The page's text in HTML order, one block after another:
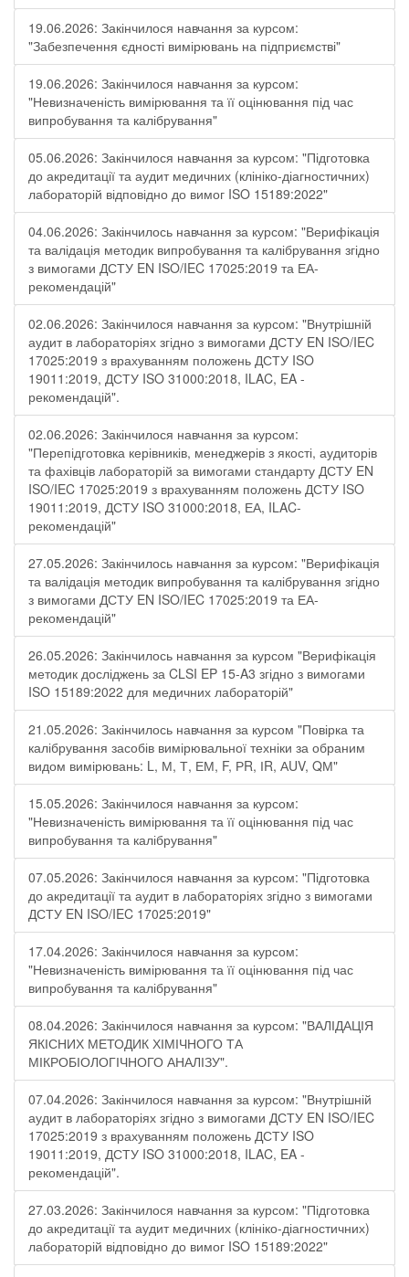
19.06.2026: Закінчилося навчання за курсом:
"Забезпечення єдності вимірювань на підприємстві"
19.06.2026: Закінчилося навчання за курсом:
"Невизначеність вимірювання та її оцінювання під час
випробування та калібрування"
05.06.2026: Закінчилося навчання за курсом: "Підготовка
до акредитації та аудит медичних (клініко-діагностичних)
лабораторій відповідно до вимог ISO 15189:2022"
04.06.2026: Закінчилось навчання за курсом: "Верифікація
та валідація методик випробування та калібрування згідно
з вимогами ДСТУ EN ISO/IEC 17025:2019 та ЕА-
рекомендацій"
02.06.2026: Закінчилося навчання за курсом: "Внутрішній
аудит в лабораторіях згідно з вимогами ДСТУ EN ISO/IEC
17025:2019 з врахуванням положень ДСТУ ISO
19011:2019, ДСТУ ISO 31000:2018, ILAC, EA -
рекомендацій".
02.06.2026: Закінчилося навчання за курсом:
"Перепідготовка керівників, менеджерів з якості, аудиторів
та фахівців лабораторій за вимогами стандарту ДСТУ EN
ISO/IEC 17025:2019 з врахуванням положень ДСТУ ISO
19011:2019, ДСТУ ISO 31000:2018, ЕА, ILAC-
рекомендацій"
27.05.2026: Закінчилось навчання за курсом: "Верифікація
та валідація методик випробування та калібрування згідно
з вимогами ДСТУ EN ISO/IEC 17025:2019 та ЕА-
рекомендацій"
26.05.2026: Закінчилось навчання за курсом "Верифікація
методик досліджень за CLSI EP 15-A3 згідно з вимогами
ISO 15189:2022 для медичних лабораторій"
21.05.2026: Закінчилось навчання за курсом "Повірка та
калібрування засобів вимірювальної техніки за обраним
видом вимірювань: L, М, Т, ЕМ, F, РR, ІR, АUV, QМ"
15.05.2026: Закінчилося навчання за курсом:
"Невизначеність вимірювання та її оцінювання під час
випробування та калібрування"
07.05.2026: Закінчилося навчання за курсом: "Підготовка
до акредитації та аудит в лабораторіях згідно з вимогами
ДСТУ EN ISO/IEC 17025:2019"
17.04.2026: Закінчилося навчання за курсом:
"Невизначеність вимірювання та її оцінювання під час
випробування та калібрування"
08.04.2026: Закінчилося навчання за курсом: "ВАЛІДАЦІЯ
ЯКІСНИХ МЕТОДИК ХІМІЧНОГО ТА
МІКРОБІОЛОГІЧНОГО АНАЛІЗУ".
07.04.2026: Закінчилося навчання за курсом: "Внутрішній
аудит в лабораторіях згідно з вимогами ДСТУ EN ISO/IEC
17025:2019 з врахуванням положень ДСТУ ISO
19011:2019, ДСТУ ISO 31000:2018, ILAC, EA -
рекомендацій".
27.03.2026: Закінчилося навчання за курсом: "Підготовка
до акредитації та аудит медичних (клініко-діагностичних)
лабораторій відповідно до вимог ISO 15189:2022"